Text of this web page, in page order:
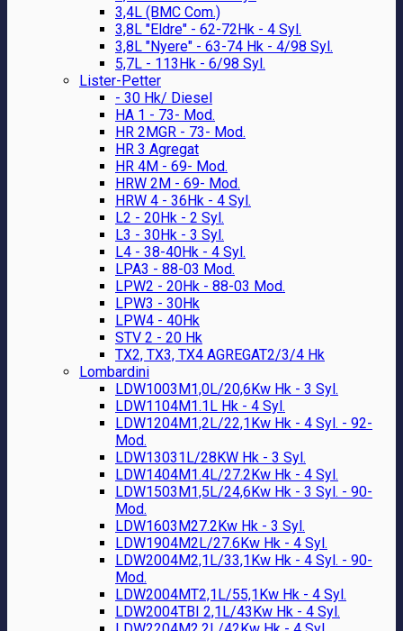
3,4L (BMC Com.)
3,8L "Eldre" - 62-72Hk - 4 Syl.
3,8L "Nyere" - 63-74 Hk - 4/98 Syl.
5,7L - 113Hk - 6/98 Syl.
Lister-Petter
- 30 Hk/ Diesel
HA 1 - 73- Mod.
HR 2MGR - 73- Mod.
HR 3 Agregat
HR 4M - 69- Mod.
HRW 2M - 69- Mod.
HRW 4 - 36Hk - 4 Syl.
L2 - 20Hk - 2 Syl.
L3 - 30Hk - 3 Syl.
L4 - 38-40Hk - 4 Syl.
LPA3 - 88-03 Mod.
LPW2 - 20Hk - 88-03 Mod.
LPW3 - 30Hk
LPW4 - 40Hk
STV 2 - 20 Hk
TX2, TX3, TX4 AGREGAT2/3/4 Hk
Lombardini
LDW1003M1,0L/20,6Kw Hk - 3 Syl.
LDW1104M1.1L Hk - 4 Syl.
LDW1204M1,2L/22,1Kw Hk - 4 Syl. - 92-
Mod.
LDW13031L/28KW Hk - 3 Syl.
LDW1404M1.4L/27.2Kw Hk - 4 Syl.
LDW1503M1,5L/24,6Kw Hk - 3 Syl. - 90-
Mod.
LDW1603M27.2Kw Hk - 3 Syl.
LDW1904M2L/27.6Kw Hk - 4 Syl.
LDW2004M2,1L/33,1Kw Hk - 4 Syl. - 90-
Mod.
LDW2004MT2,1L/55,1Kw Hk - 4 Syl.
LDW2004TBI 2,1L/43Kw Hk - 4 Syl.